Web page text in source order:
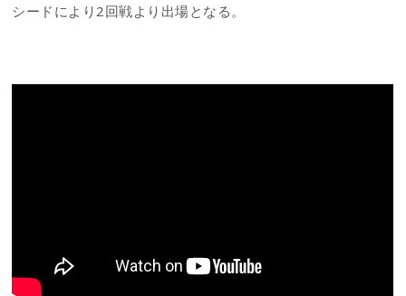
シードにより2回戦より出場となる。